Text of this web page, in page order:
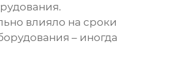
влияло на сроки
– иногда